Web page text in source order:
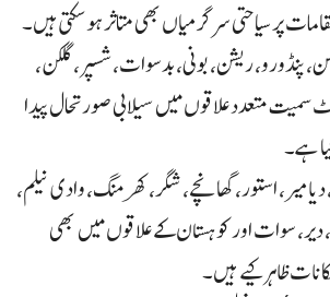
پر سیاحتی سرگرمیاں بھی متاثر ہو سکتی ہیں۔
ریشن، بونی، بدسوات، شسپر، گلکن،
سمیت متعدد علاقوں میں سیلابی صورتحال پیدا
ہے۔
استور، گھانچے، شگر، کھرمنگ، وادی نیلم،
سوات اور کوہستان کے علاقوں میں بھی
ظاہر کیے ہیں۔